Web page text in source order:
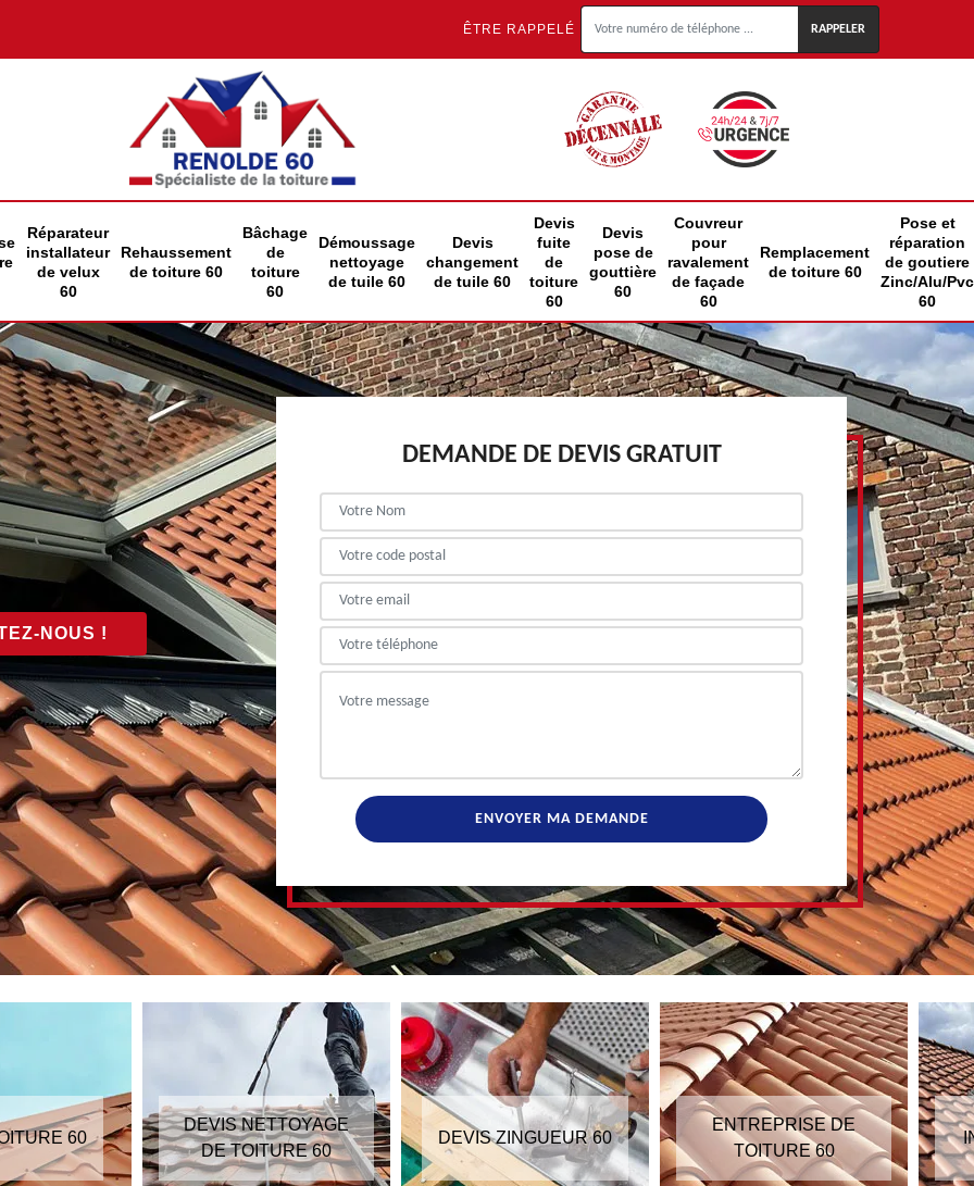
ÊTRE RAPPELÉ
Réparateur
installateur
de velux
60
Rehaussement
de toiture 60
Bâchage
de
toiture
60
Démoussage
nettoyage
de tuile 60
Devis
changement
de tuile 60
Devis
fuite
de
toiture
60
Devis
pose de
gouttière
60
Couvreur
pour
ravalement
de façade
60
Remplacement
de toiture 60
Pose et
réparation
de goutiere
Zinc/Alu/Pvc
60
NOUS !
DEMANDE DE DEVIS GRATUIT
60
DEVIS NETTOYAGE
DE TOITURE 60
DEVIS ZINGUEUR 60
ENTREPRISE DE
TOITURE 60